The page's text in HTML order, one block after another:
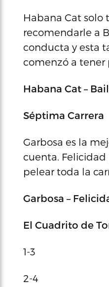
Habana Cat solo
recomendarle a
conducta y esta
comenzó a tener
Habana Cat –
Séptima Carrera
Garbosa es la
cuenta.
pelear toda la
Garbosa –
El Cuadrito de
1-3
2-4